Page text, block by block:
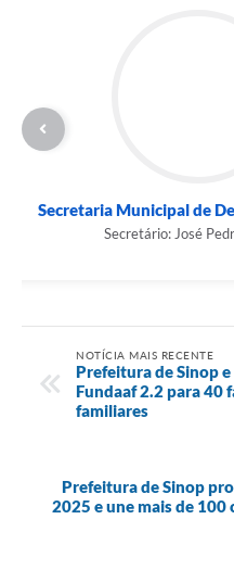
Secretaria
Secretário:
NOTÍCIA MAIS RECENTE
Prefeitura de Sinop
Fundaaf 2.2 para 40
familiares
Prefeitura de Sinop
2025 e une mais de 100